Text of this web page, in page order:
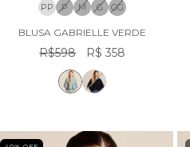
PP P M G GG
BLUSA GABRIELLE VERDE
R$598 R$ 358